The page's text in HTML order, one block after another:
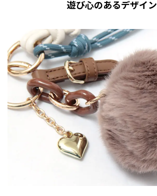
遊び心のあるデザイン